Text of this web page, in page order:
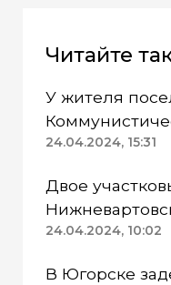
Читайте
У жителя
патронов без
24.04.2024, 15:31
Двое
попались
24.04.2024, 10:02
В Югорске